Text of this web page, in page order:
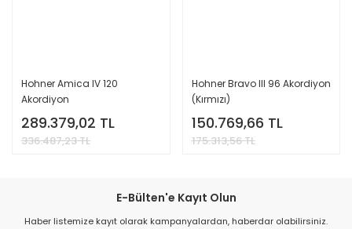
Hohner Amica IV 120
Akordiyon
289.379,02 TL
336.487,23 TL
Hohner Bravo III 96 Akordiyon
(Kırmızı)
150.769,66 TL
175.313,56 TL
E-Bülten'e Kayıt Olun
Haber listemize kayıt olarak kampanyalardan, haberdar olabilirsiniz.